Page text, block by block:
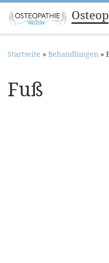
Zum Inhalt springen
Startseite » Behandlungen »
Fuß